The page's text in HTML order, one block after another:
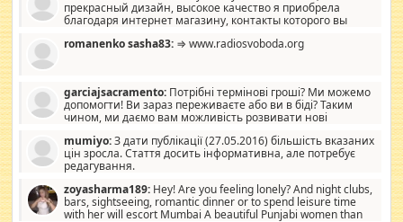
со вкусом все в порядке, без ненужных наворотов удорожающих
мебель, а это не последний фактор.
прекрасный дизайн, высокое качество я приобрела
благодаря интернет магазину, контакты которого вы
romanenko sasha83: ⇒ www.radiosvoboda.org
garciajsacramento: Потрібні термінові гроші? Ми можемо
допомогти! Ви зараз переживаєте або ви в біді? Таким
чином, ми даємо вам можливість розвивати нові
допомагати людям, які намагаються дати їм шанс. Кожен
заслуговує на другий шанс, і, оскільки влада не зможе, вони
повинні приймати від інших. Для нас нема багато суми, і зрілість
витрат, а тільки узгоджених сум і нічого іншого. Не чекайте і не
коментуйте цей пост. Введіть суму, яку ви хочете подати, і ми
зв'яжемося з вами з усіма варіантами. зв'яжіться з нами
mumiyo:З дати публікації (27.05.2016) більшість вказаних
цін зросла. Стаття досить інформативна, але потребує
редагування.
zoyasharma189: Hey! Are you feeling lonely? And night clubs,
bars, sightseeing, romantic dinner or to spend leisure time
with her will escort Mumbai A beautiful Punjabi women than